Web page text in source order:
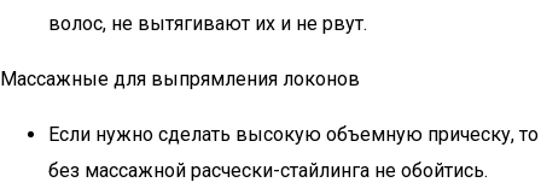
волос, не вытягивают их и не рвут.
Массажные для выпрямления локонов
Если нужно сделать высокую объемную прическу, то
без массажной расчески-стайлинга не обойтись.